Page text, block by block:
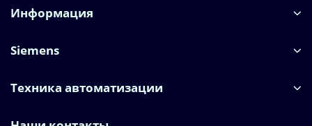
Информация
Siemens
Техника автоматизации